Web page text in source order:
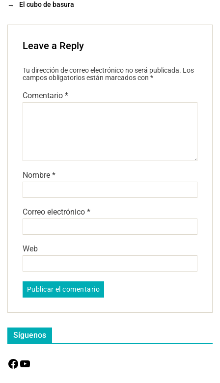
→
El cubo de basura
Leave a Reply
Tu dirección de correo electrónico no será publicada. Los
campos obligatorios están marcados con *
Comentario *
Nombre *
Correo electrónico *
Web
Síguenos